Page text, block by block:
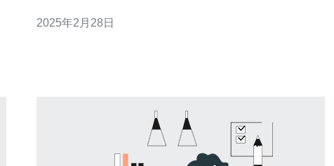
多云服务器购买网站。本文将向您推荐一些在新加坡地区
2025年2月28日